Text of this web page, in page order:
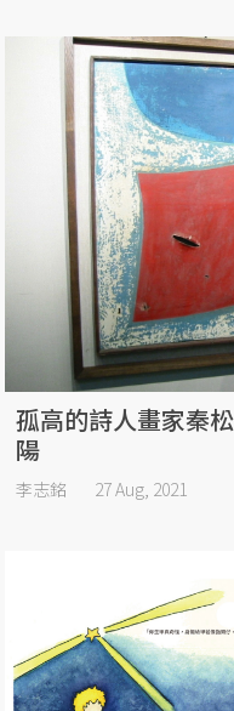
孤高的詩人畫家秦
陽
李志銘 27 Aug, 2021